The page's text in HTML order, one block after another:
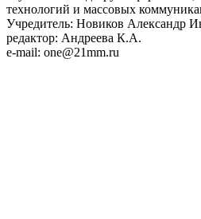
технологий и массовых
Учредитель: Новиков Александр
редактор: Андреева К.А.
e-mail: one@21mm.ru